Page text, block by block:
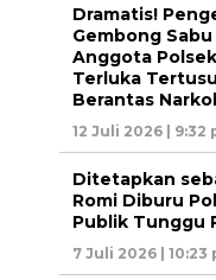
Dramatis!
Gembong
Anggota
Terluka
Berantas
12 Juli 2026 | 9:32
Ditetapkan
Romi Diburu
Publik Tunggu
7 Juli 2026 | 10:23